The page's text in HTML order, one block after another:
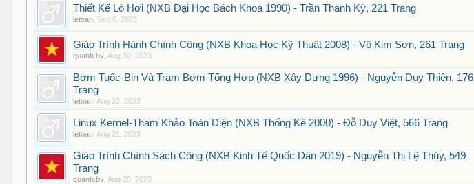
Thiết Kế Lò Hơi (NXB Đại Học Bách Khoa 1990) - Trần Thanh Kỳ, 221 Trang
letoan Sep 6, 2023
Giáo Trình Hành Chính Công (NXB Khoa Học Kỹ Thuật 2008) - Võ Kim Sơn, 261 Trang
quanh.bv Aug 30, 2023
Bơm Tuốc-Bin Và Trạm Bơm Tổng Hợp (NXB Xây Dựng 1996) - Nguyễn Duy Thiện, 176
Trang
letoan Aug 22, 2023
Linux Kernel-Tham Khảo Toàn Diện (NXB Thống Kê 2000) - Đỗ Duy Việt, 566 Trang
letoan Aug 21, 2023
Giáo Trình Chính Sách Công (NXB Kinh Tế Quốc Dân 2019) - Nguyễn Thị Lệ Thúy, 549
Trang
quanh.bv Aug 20, 2023